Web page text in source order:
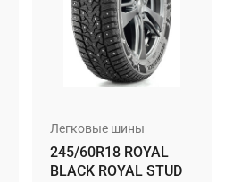
Легковые шины
245/60R18 ROYAL
BLACK ROYAL STUD